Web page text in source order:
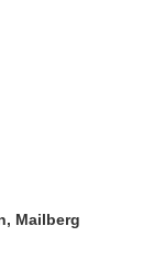
Mailberg